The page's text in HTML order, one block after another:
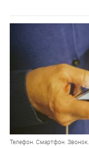
Телефон. Смартфон. Звонок.